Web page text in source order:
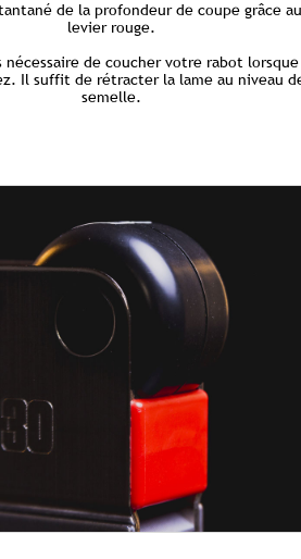
de la profondeur de coupe grâce au
levier rouge.
nécessaire de coucher votre rabot lorsque
Il suffit de rétracter la lame au niveau
semelle.